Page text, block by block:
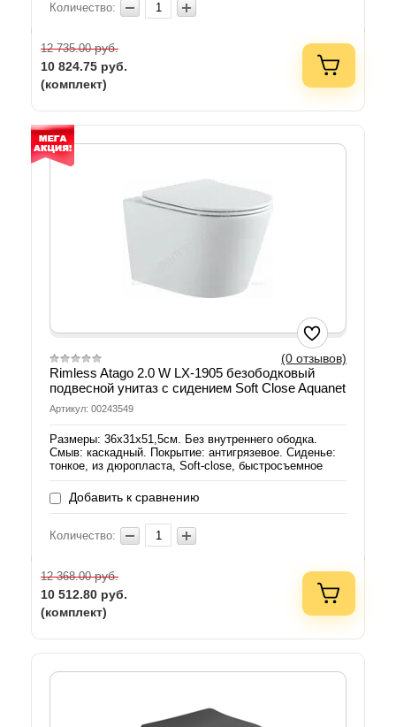
Количество:
12 735.00руб.
10 824.75 руб.
(комплект)
(0 отзывов)
Rimless Atago 2.0 W LX-1905 безободковый
подвесной унитаз с сидением Soft Close Aquanet
Артикул: 00243549
Размеры: 36х31х51,5см. Без внутреннего ободка.
Смыв: каскадный. Покрытие: антигрязевое. Сиденье:
тонкое, из дюропласта, Soft-close, быстросъемное
Добавить к сравнению
Количество:
12 368.00руб.
10 512.80 руб.
(комплект)